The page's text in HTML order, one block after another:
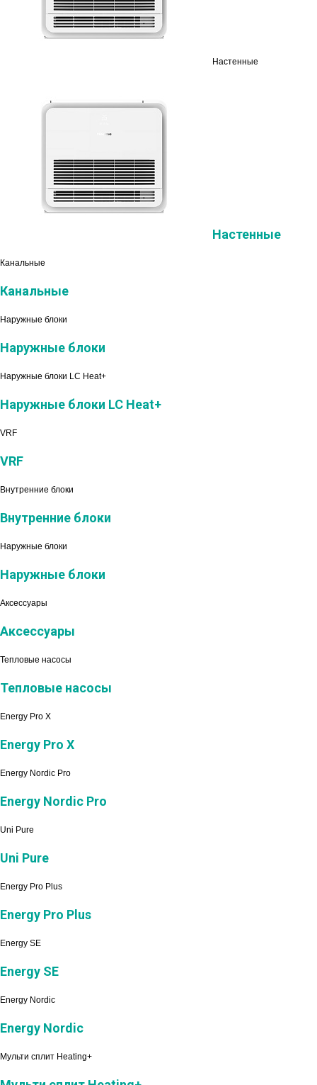
Настенные
Настенные
Канальные
Канальные
Наружные блоки
Наружные блоки
Наружные блоки LC Heat+
Наружные блоки LC Heat+
VRF
VRF
Внутренние блоки
Внутренние блоки
Наружные блоки
Наружные блоки
Аксессуары
Аксессуары
Тепловые насосы
Тепловые насосы
Energy Pro X
Energy Pro X
Energy Nordic Pro
Energy Nordic Pro
Uni Pure
Uni Pure
Energy Pro Plus
Energy Pro Plus
Energy SE
Energy SE
Energy Nordic
Energy Nordic
Мульти сплит Heating+